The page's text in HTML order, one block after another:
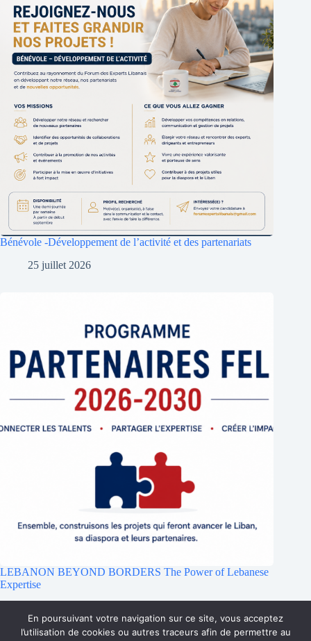
Bénévole -Développement de l’activité et des partenariats
25 juillet 2026
LEBANON BEYOND BORDERS The Power of Lebanese
Expertise
En poursuivant votre navigation sur ce site, vous acceptez
l’utilisation de cookies ou autres traceurs afin de permettre au